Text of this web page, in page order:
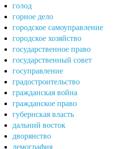
голод
горное дело
городское самоуправление
городское хозяйство
государственное право
государственный совет
госуправление
градостроительство
гражданская война
гражданское право
губернская власть
дальний восток
дворянство
демография